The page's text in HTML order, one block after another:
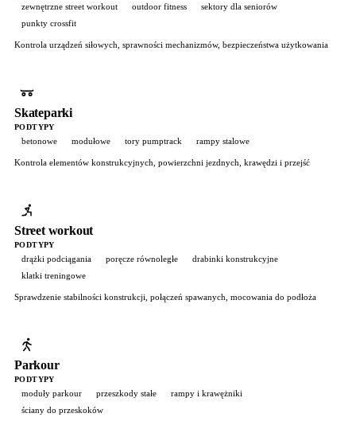
zewnętrzne street workout outdoor fitness
sektory dla seniorów
punkty crossfit
Kontrola urządzeń siłowych, sprawności mechanizmów, bezpieczeństwa użytkowania
Skateparki
PODTYPY
betonowe modułowe tory pumptrack rampy stalowe
Kontrola elementów konstrukcyjnych, powierzchni jezdnych, krawędzi i przejść
Street workout
PODTYPY
drążki podciągania poręcze równoległe
drabinki konstrukcyjne
klatki treningowe
Sprawdzenie stabilności konstrukcji, połączeń spawanych, mocowania do podłoża
Parkour
PODTYPY
moduły parkour przeszkody stałe
rampy i krawężniki
ściany do przeskoków